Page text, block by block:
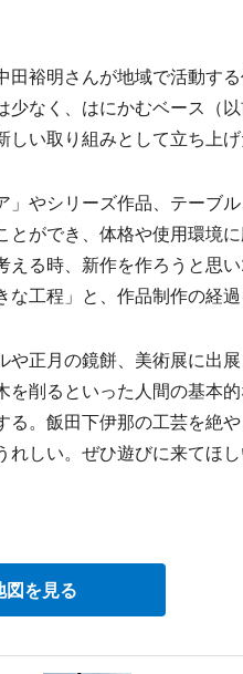
裕明さんが地域で活動す
なく、はにかむベース（
い取り組みとして立ち上げ
やシリーズ作品、テーブ
ができ、体格や使用環境
る時、新作を作ろうと思
工程」と、作品制作の経過
正月の鏡餅、美術展に出
削るといった人間の基本
。飯田下伊那の工芸を絶
しい。ぜひ遊びに来てほし
図を見る